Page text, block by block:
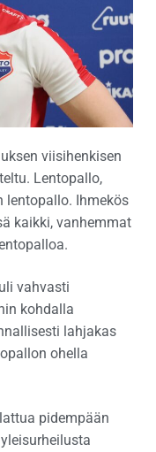
viisihenkisen
Lentopallo,
lentopallo. Ihmekös
kaikki, vanhemmat
vahvasti
kohdalla
lahjakas
ohella
pidempään